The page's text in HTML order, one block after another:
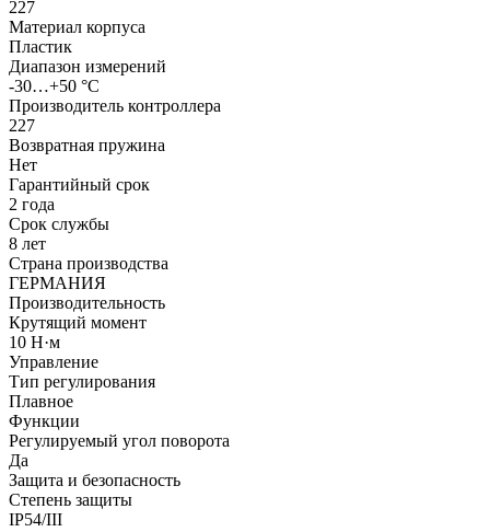
227
Материал корпуса
Пластик
Диапазон измерений
-30…+50 °С
Производитель контроллера
227
Возвратная пружина
Нет
Гарантийный срок
2 года
Срок службы
8 лет
Страна производства
ГЕРМАНИЯ
Производительность
Крутящий момент
10 Н·м
Управление
Тип регулирования
Плавное
Функции
Регулируемый угол поворота
Да
Защита и безопасность
Степень защиты
IP54/III